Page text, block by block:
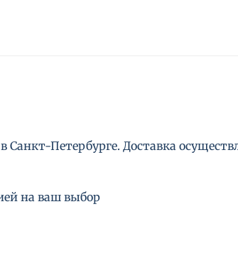
Петербурге. Доставка
на ваш выбор